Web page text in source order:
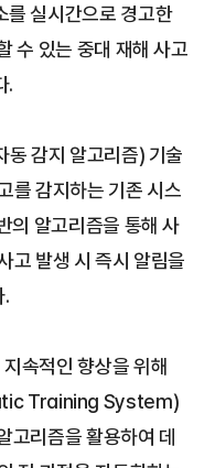
를 실시간으로 경고한
수 있는 중대 재해 사고
.
감지 알고리즘) 기술
를 감지하는 기존 시스
의 알고리즘을 통해 사
고 발생 시 즉시 알림을
.
속적인 향상을 위해
Training System)
고리즘을 활용하여 데